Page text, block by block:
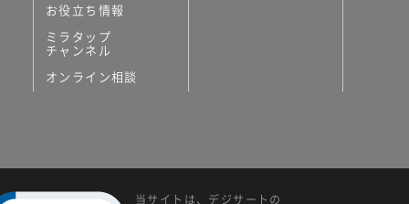
お役立ち情報
ミラタップ
チャンネル
オンライン相談
当サイトは、デジサートの